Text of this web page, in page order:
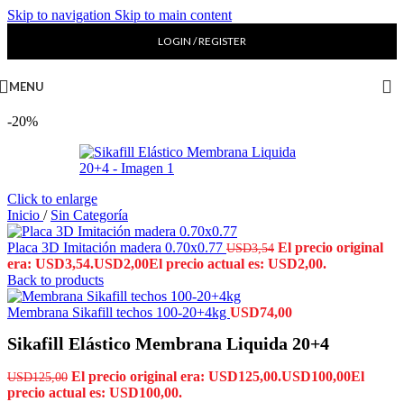
Skip to navigation Skip to main content
LOGIN / REGISTER
MENU
-20%
Click to enlarge
Inicio / Sin Categoría
Placa 3D Imitación madera 0.70x0.77 USD3,54 El precio original
era: USD3,54.USD2,00El precio actual es: USD2,00.
Back to products
Membrana Sikafill techos 100-20+4kg USD74,00
Sikafill Elástico Membrana Liquida 20+4
USD125,00 El precio original era: USD125,00.USD100,00El
precio actual es: USD100,00.